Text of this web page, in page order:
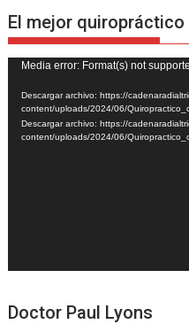
El mejor quiropráctico
Reproductor
de
vídeo
Media error: Format(s) not
Descargar archivo: https://
content/uploads/2024/06/
Descargar archivo: https://
content/uploads/2024/06/
Doctor Paul Lyons